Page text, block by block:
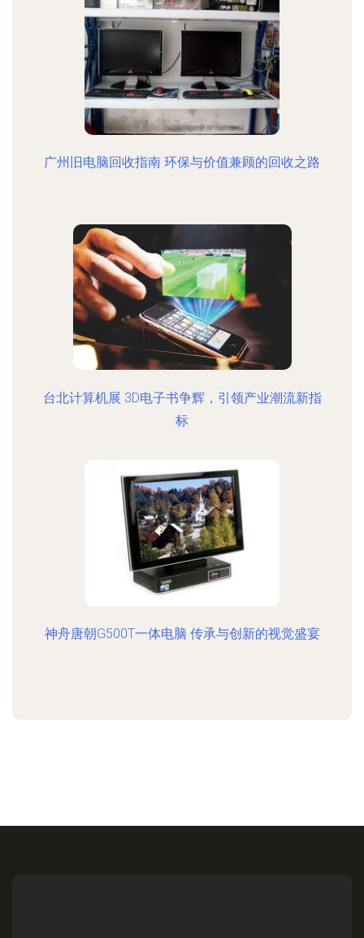
广州旧电脑回收指南 环保与价值兼顾的回收之路
台北计算机展 3D电子书争辉，引领产业潮流新指
标
神舟唐朝G500T一体电脑 传承与创新的视觉盛宴